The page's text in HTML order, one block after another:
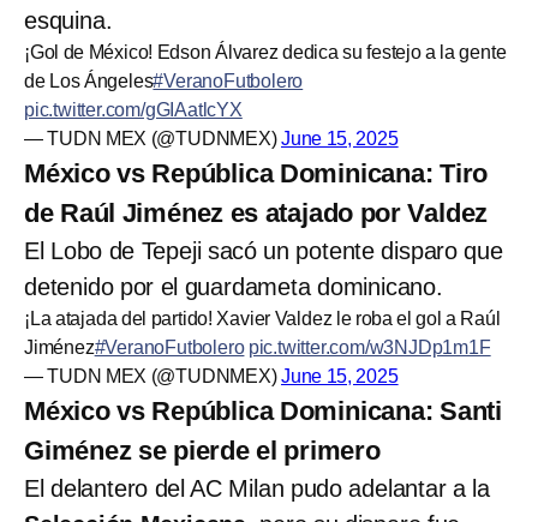
esquina.
¡Gol de México! Edson Álvarez dedica su festejo a la gente
de Los Ángeles#VeranoFutbolero
pic.twitter.com/gGIAatlcYX
— TUDN MEX (@TUDNMEX)June 15, 2025
México vs República Dominicana: Tiro
de Raúl Jiménez es atajado por Valdez
El Lobo de Tepeji sacó un potente disparo que
detenido por el guardameta dominicano.
¡La atajada del partido! Xavier Valdez le roba el gol a Raúl
Jiménez#VeranoFutbolero pic.twitter.com/w3NJDp1m1F
— TUDN MEX (@TUDNMEX)June 15, 2025
México vs República Dominicana: Santi
Giménez se pierde el primero
El delantero del AC Milan pudo adelantar a la